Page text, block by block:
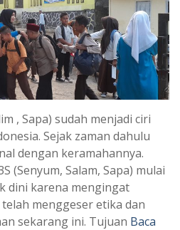
, Sapa) sudah menjadi ciri
Sejak zaman dahulu
dengan keramahannya.
(Senyum, Salam, Sapa) mulai
dini karena mengingat
menggeser etika dan
sekarang ini. Tujuan Baca